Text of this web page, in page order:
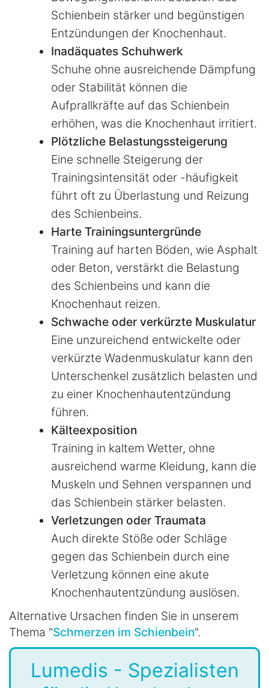
Schienbein stärker und begünstigen
Entzündungen der Knochenhaut.
Inadäquates Schuhwerk
Schuhe ohne ausreichende Dämpfung
oder Stabilität können die
Aufprallkräfte auf das Schienbein
erhöhen, was die Knochenhaut irritiert.
Plötzliche Belastungssteigerung
Eine schnelle Steigerung der
Trainingsintensität oder -häufigkeit
führt oft zu Überlastung und Reizung
des Schienbeins.
Harte Trainingsuntergründe
Training auf harten Böden, wie Asphalt
oder Beton, verstärkt die Belastung
des Schienbeins und kann die
Knochenhaut reizen.
Schwache oder verkürzte Muskulatur
Eine unzureichend entwickelte oder
verkürzte Wadenmuskulatur kann den
Unterschenkel zusätzlich belasten und
zu einer Knochenhautentzündung
führen.
Kälteexposition
Training in kaltem Wetter, ohne
ausreichend warme Kleidung, kann die
Muskeln und Sehnen verspannen und
das Schienbein stärker belasten.
Verletzungen oder Traumata
Auch direkte Stöße oder Schläge
gegen das Schienbein durch eine
Verletzung können eine akute
Knochenhautentzündung auslösen.
Alternative Ursachen finden Sie in unserem
Thema "Schmerzen im Schienbein".
Lumedis - Spezialisten